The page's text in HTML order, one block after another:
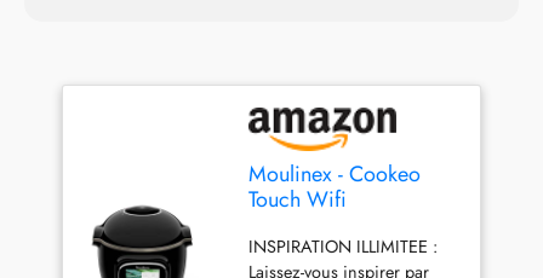
Moulinex - Cookeo
Touch Wifi
gâteau - 6 L - Noir
INSPIRATION ILLIMITEE :
Laissez-vous inspirer par